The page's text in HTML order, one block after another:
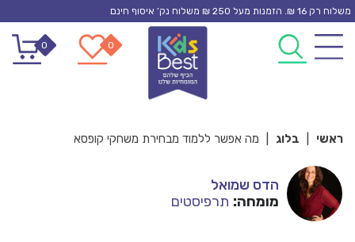
Skip
content
משלוח רק 16 ₪. הזמנות מעל 250 ₪ משלוח נק’ איסוף חינם
0
0
ראשי בלוג מה אפשר ללמוד מבחירת משחקי קופסא
הדס שמואל
מומחה: תרפיסטים